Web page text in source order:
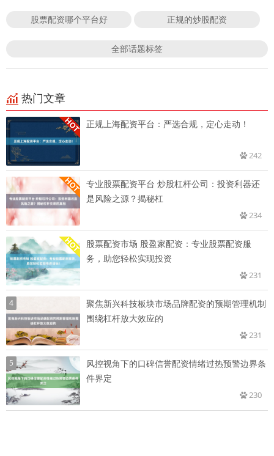
股票配资哪个平台好 正规的炒股配资
全部话题标签
热门文章
正规上海配资平台：严选合规，定心走动！
242
专业股票配资平台 炒股杠杆公司：投资利器还
是风险之源？揭秘杠
234
股票配资市场 股盈家配资：专业股票配资服
务，助您轻松实现投资
231
4
聚焦新兴科技板块市场品牌配资的预期管理机制
围绕杠杆放大效应的
231
5
风控视角下的口碑信誉配资情绪过热预警边界条
件界定
230